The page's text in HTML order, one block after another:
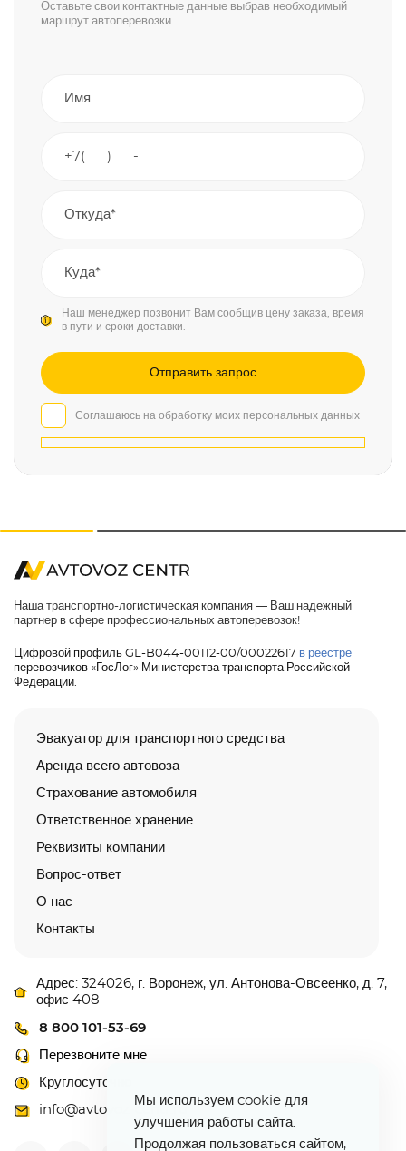
Оставьте свои контактные данные выбрав необходимый
маршрут автоперевозки.
Наш менеджер позвонит Вам сообщив цену заказа, время
в пути и сроки доставки.
Соглашаюсь на обработку моих персональных данных
Наша транспортно-логистическая компания — Ваш надежный
партнер в сфере профессиональных автоперевозок!
Цифровой профиль GL-B044-00112-00/00022617 в реестре
перевозчиков «ГосЛог» Министерства транспорта Российской
Федерации.
Эвакуатор для транспортного средства
Аренда всего автовоза
Страхование автомобиля
Ответственное хранение
Реквизиты компании
Вопрос-ответ
О нас
Контакты
Адрес: 324026, г. Воронеж, ул. Антонова-Овсеенко, д. 7,
офис 408
8 800 101-53-69
Перезвоните мне
Круглосуточно
info@avtovoz-centr.ru
Мы используем cookie для
улучшения работы сайта.
Продолжая пользоваться сайтом,